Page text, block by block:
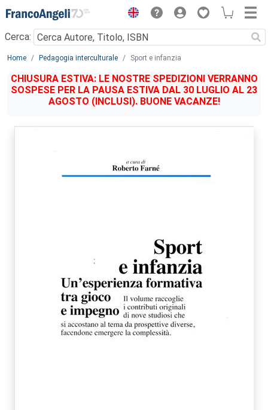
Menu
Cerca:
Main content
Home Pedagogia interculturale Sport e infanzia
CHIUSURA ESTIVA: LE NOSTRE SPEDIZIONI VERRANNO
SOSPESE PER LA PAUSA ESTIVA DAL 30 LUGLIO AL 23
AGOSTO (INCLUSI). BUONE VACANZE!